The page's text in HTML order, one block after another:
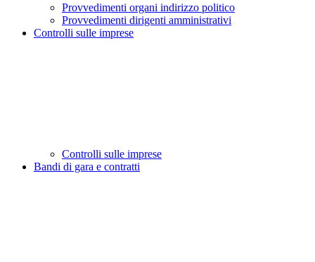
Provvedimenti organi indirizzo politico
Provvedimenti dirigenti amministrativi
Controlli sulle imprese
Controlli sulle imprese
Bandi di gara e contratti